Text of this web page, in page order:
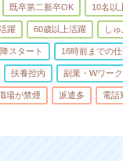
既卒第二新卒OK 10名以
躍 60歳以上活躍 し
スタート 16時前までの
扶養控内 副業・Wワー
場が禁煙 派遣多 電話